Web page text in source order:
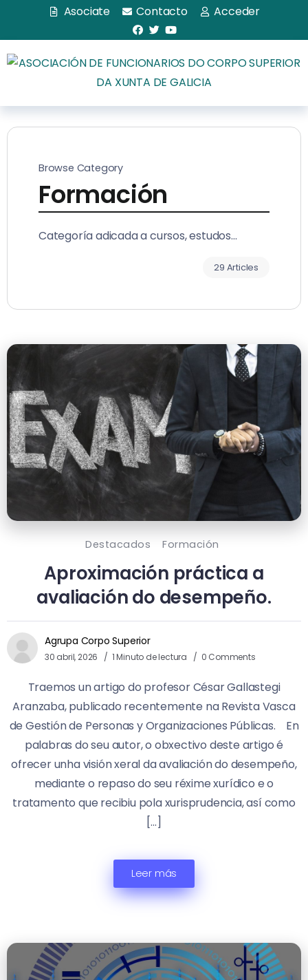
Asociate Contacto Acceder
Browse Category
Formación
Categoría adicada a cursos, estudos…
29 Articles
Destacados Formación
Aproximación práctica a
avaliación do desempeño.
Agrupa Corpo Superior
30 abril, 2026 1 Minuto de lectura 0 Comments
Traemos un artigo do profesor César Gallastegi
Aranzaba, publicado recentemente na Revista Vasca
de Gestión de Personas y Organizaciones Públicas. En
palabras do seu autor, o obxectivo deste artigo é
ofrecer unha visión xeral da avaliación do desempeño,
mediante o repaso do seu réxime xurídico e o
tratamento que recibiu pola xurisprudencia, así como
[…]
Leer más